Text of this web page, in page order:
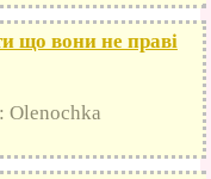
що вони не праві
Olenochka